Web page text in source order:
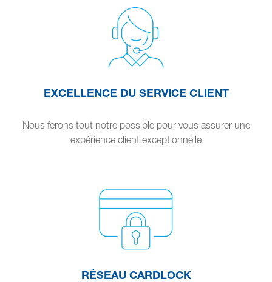
EXCELLENCE DU SERVICE CLIENT
Nous ferons tout notre possible pour vous assurer une
expérience client exceptionnelle
RÉSEAU CARDLOCK